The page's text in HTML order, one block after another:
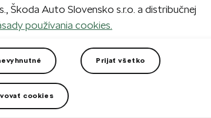
Máte otázku?
Technické špecifikácie
Kód výrobku
Škoda Auto Slovensko s.r.o. a distribučnej
používania cookies.
Prijať všetko
cookies